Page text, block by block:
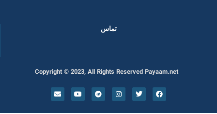
تماس
Copyright © 2023, All Rights Reserved Payaam.net